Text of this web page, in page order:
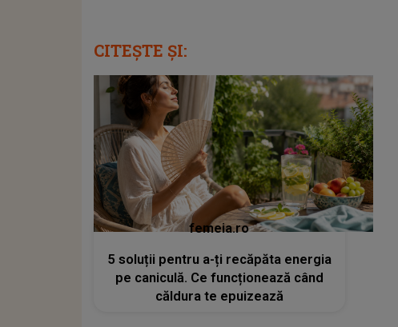
CITEȘTE ȘI:
femeia.ro
5 soluții pentru a-ți recăpăta energia
pe caniculă. Ce funcționează când
căldura te epuizează